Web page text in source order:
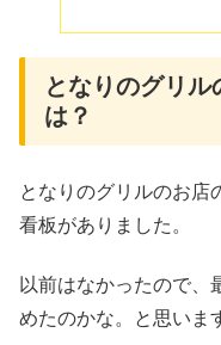
となりのグリ
は？
となりのグリルのお店
看板がありました。
以前はなかったので、
めたのかな。と思いま